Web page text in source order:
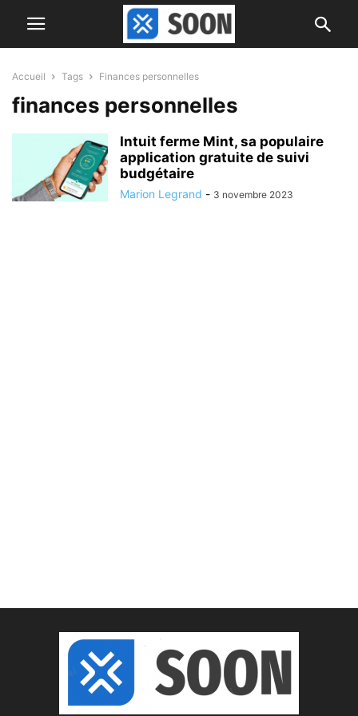
Accueil Tags Finances personnelles
finances personnelles
Intuit ferme Mint, sa populaire
application gratuite de suivi
budgétaire
Marion Legrand - 3 novembre 2023